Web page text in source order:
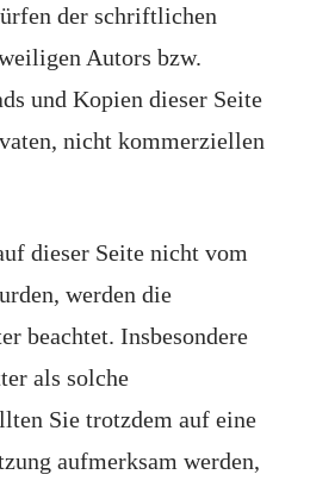
der schriftlichen
Autors bzw.
und Kopien dieser Seite
nicht kommerziellen
dieser Seite nicht vom
werden die
beachtet. Insbesondere
als solche
Sie trotzdem auf eine
aufmerksam werden,